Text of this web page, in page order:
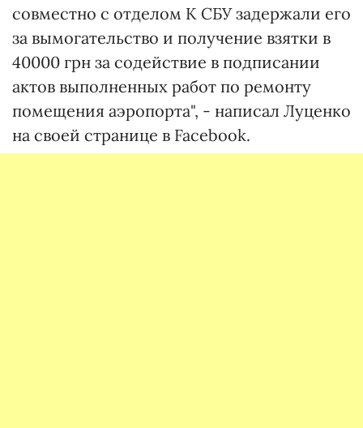
совместно с отделом К СБУ задержали его
за вымогательство и получение взятки в
40000 грн за содействие в подписании
актов выполненных работ по ремонту
помещения аэропорта", - написал Луценко
на своей странице в Facebook.